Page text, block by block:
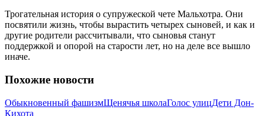
Трогательная история о супружеской чете Мальхотра. Они
посвятили жизнь, чтобы вырастить четырех сыновей, и как и
другие родители рассчитывали, что сыновья станут
поддержкой и опорой на старости лет, но на деле все вышло
иначе.
Похожие новости
Обыкновенный фашизмЩенячья школаГолос улицДети Дон-
Кихота